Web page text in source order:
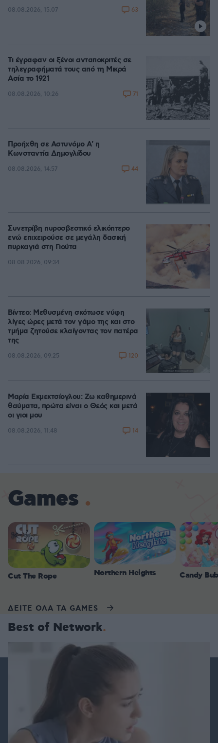
08.08.2026, 15:07 63
Τι έγραφαν οι ξένοι ανταποκριτές σε
τηλεγραφήματά τους από τη Μικρά
Ασία το 1921
08.08.2026, 10:26 71
Προήχθη σε Αστυνόμο Α' η
Κωνσταντία Δημογλίδου
08.08.2026, 14:57 44
Συνετρίβη πυροσβεστικό ελικόπτερο
ενώ επιχειρούσε σε μεγάλη δασική
πυρκαγιά στη Γιούτα
08.08.2026, 09:34
Βίντεο: Μεθυσμένη σκότωσε νύφη
λίγες ώρες μετά τον γάμο της και στο
τμήμα ζητούσε κλαίγοντας τον πατέρα
της
08.08.2026, 09:25 120
Μαρία Εκμεκτσίογλου: Ζω καθημερινά
θαύματα, πρώτα είναι ο Θεός και μετά
οι γιοι μου
08.08.2026, 11:48 14
Games
Cut The Rope Northern Heights Candy
ΔΕΙΤΕ ΟΛΑ ΤΑ GAMES
Best of Network